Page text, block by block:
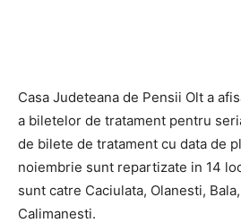
Casa Judeteana de Pensii Olt a
a biletelor de tratament pentru
de bilete de tratament cu data de
noiembrie sunt repartizate in 14
sunt catre Caciulata, Olanesti,
Calimanesti.